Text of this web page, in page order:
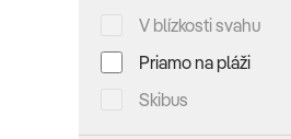
V blízkosti svahu
Priamo na pláži
Skibus